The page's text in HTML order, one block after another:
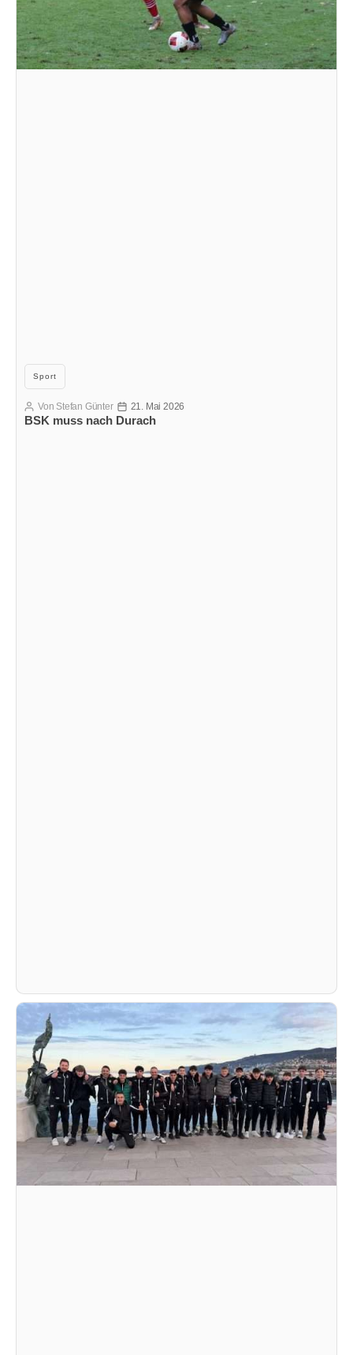
Kategorien
Sport
BSK muss nach Durach
Beitragsautor
Von Stefan Günter Veröffentlichungsdatum
21. Mai 2026